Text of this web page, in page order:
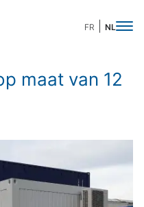
FR NL
maat van 12